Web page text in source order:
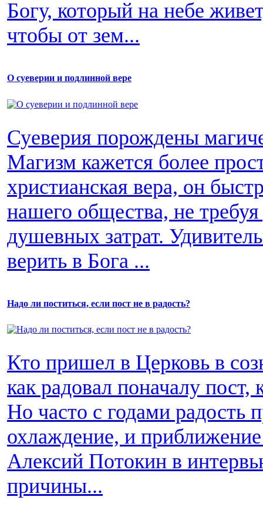
Богу, который на небе
чтобы от зем...
О суеверии и подлинной вере
Суеверия порождены
Магизм кажется более
христианская вера, он
нашего общества, не
душевных затрат.
верить в Бога ...
Надо ли поститься, если пост не в радость?
Кто пришел в Церковь в
как радовал поначалу пост,
Но часто с годами радость
охлаждение, и
Алексий Потокин в
причины...